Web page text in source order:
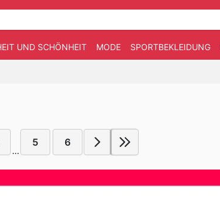
UND SCHÖNHEIT MODE SPORTBEKLEIDUNG
...
5 6